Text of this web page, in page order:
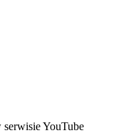
serwisie YouTube